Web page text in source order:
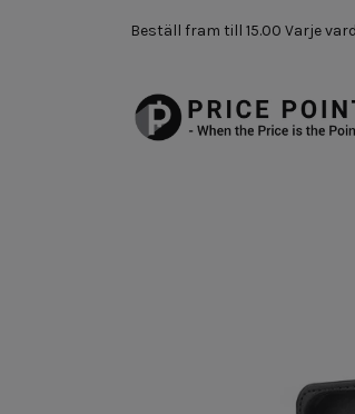
Beställ fram till 15.00 Varje